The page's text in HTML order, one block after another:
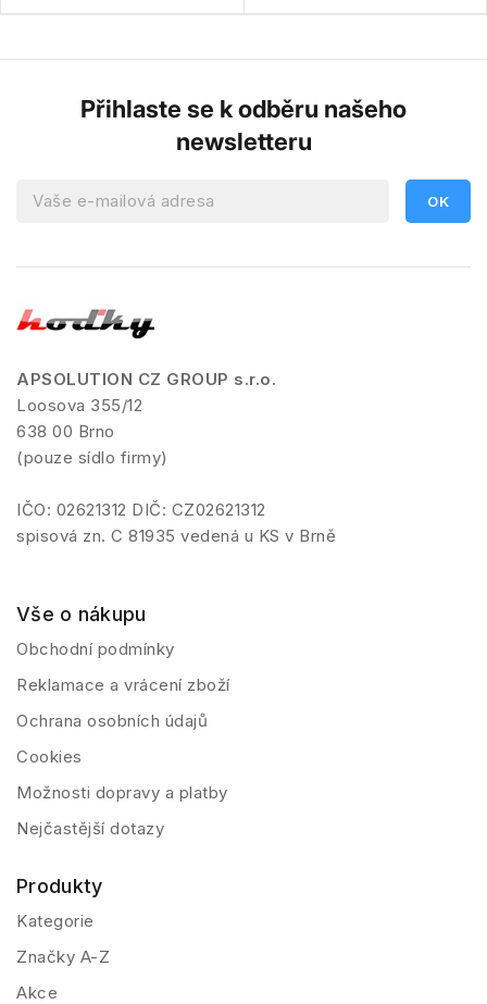
Přihlaste se k odběru našeho
newsletteru
APSOLUTION CZ GROUP s.r.o.
Loosova 355/12
638 00 Brno
(pouze sídlo firmy)
IČO: 02621312 DIČ: CZ02621312
spisová zn. C 81935 vedená u KS v Brně
Vše o nákupu
Obchodní podmínky
Reklamace a vrácení zboží
Ochrana osobních údajů
Cookies
Možnosti dopravy a platby
Nejčastější dotazy
Produkty
Kategorie
Značky A-Z
Akce